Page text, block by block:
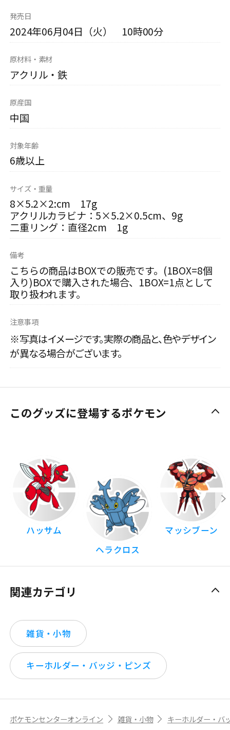
発売日
2024年06月04日（火） 10時00分
原材料・素材
アクリル・鉄
原産国
中国
対象年齢
6歳以上
サイズ・重量
8×5.2×2:cm 17g
アクリルカラビナ：5×5.2×0.5cm、9g
二重リング：直径2cm 1g
備考
こちらの商品はBOXでの販売です。(1BOX=8個
入り)BOXで購入された場合、1BOX=1点として
取り扱われます。
注意事項
※写真はイメージです。実際の商品と、色やデザイン
が異なる場合がございます。
このグッズに登場するポケモン
ハッサム
ヘラクロス
マッシブーン
関連カテゴリ
雑貨・小物
キーホルダー・バッジ・ピンズ
ポケモンセンターオンライン 雑貨・小物 キーホルダー・バ